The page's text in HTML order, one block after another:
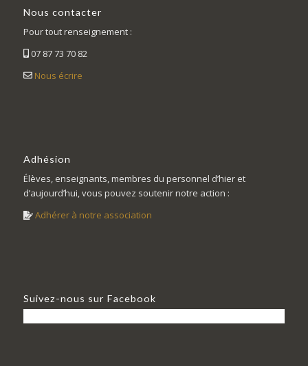
Nous contacter
Pour tout renseignement :
07 87 73 70 82
Nous écrire
Adhésion
Élèves, enseignants, membres du personnel d’hier et
d’aujourd’hui, vous pouvez soutenir notre action :
Adhérer à notre association
Suivez-nous sur Facebook